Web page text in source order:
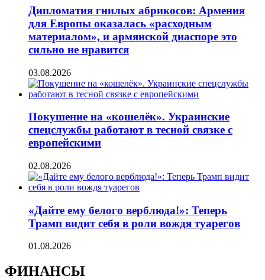
Дипломатия гнилых абрикосов: Армения
для Европы оказалась «расходным
материалом», и армянской диаспоре это
сильно не нравится
03.08.2026
Покушение на «кошелёк». Украинские
спецслужбы работают в тесной связке с
европейскими
02.08.2026
«Дайте ему белого верблюда!»: Теперь
Трамп видит себя в роли вождя туарегов
01.08.2026
ФИНАНСЫ